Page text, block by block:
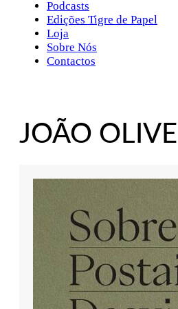
Podcasts
Edições Tigre de Papel
Loja
Sobre Nós
Contactos
JOÃO